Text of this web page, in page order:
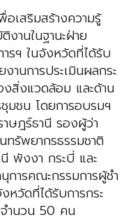
เสริมสร้างความรู้
งานในฐานะฝ่าย
รฯ ในจังหวัดที่ได้รับ
านการประเมินผลกระ
สิ่งแวดล้อม และด้าน
มชน โดยการอบรมฯ
ษฎร์ธานี รองผู้ว่า
รัพยากรธรรมชาติ
พังงา กระบี่ และ
การคณะกรรมการผู้ชำ
หวัดที่ได้รับการกระ
ำนวน 50 คน